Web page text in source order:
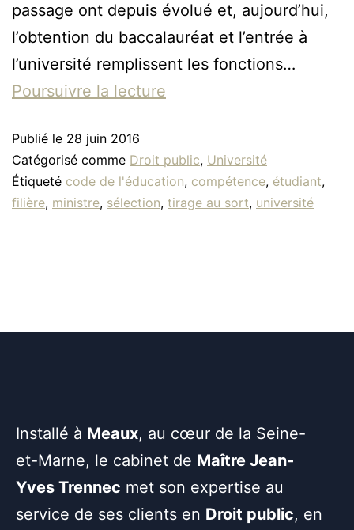
passage ont depuis évolué et, aujourd’hui,
l’obtention du baccalauréat et l’entrée à
l’université remplissent les fonctions…
Poursuivre la lecture
Publié le 28 juin 2016
Catégorisé comme Droit public, Université
Étiqueté code de l'éducation, compétence, étudiant,
filière, ministre, sélection, tirage au sort, université
Installé à Meaux, au cœur de la Seine-
et-Marne, le cabinet de Maître Jean-
Yves Trennec met son expertise au
service de ses clients en Droit public, en